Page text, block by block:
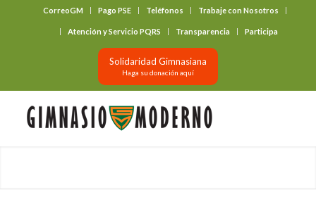
CorreoGM Pago PSE Teléfonos Trabaje con Nosotros
Atención y Servicio PQRS Transparencia Participa
Solidaridad Gimnasiana
Haga su donación aquí